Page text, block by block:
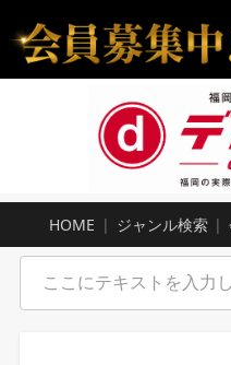
HOME ジャンル検索